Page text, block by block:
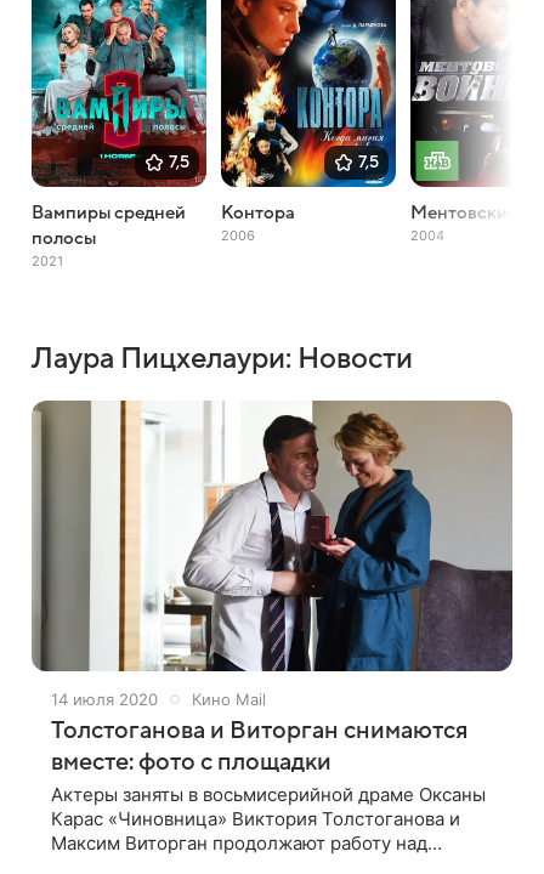
7,5
Вампиры средней
полосы
2021
7,5
Контора
2006
Ментовские
2004
Лаура Пицхелаури: Новости
14 июля 2020 Кино Mail
Толстоганова и Виторган снимаются
вместе: фото с площадки
Актеры заняты в восьмисерийной драме Оксаны
Карас «Чиновница» Виктория Толстоганова и
Максим Виторган продолжают работу над